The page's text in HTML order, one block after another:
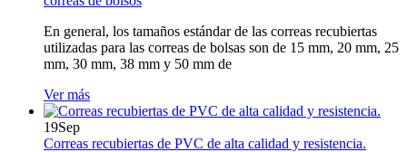
En general, los tamaños estándar de las correas recubiertas
utilizadas para las correas de bolsas son de 15 mm, 20 mm, 25
mm, 30 mm, 38 mm y 50 mm de
Ver más
19Sep
Correas recubiertas de PVC de alta calidad y resistencia.